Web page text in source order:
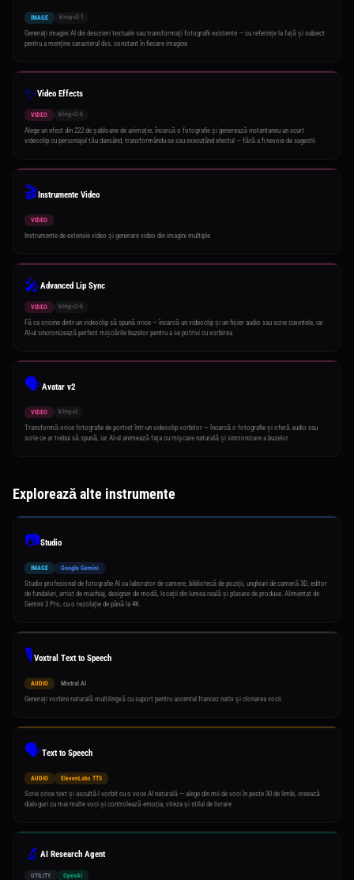
IMAGE kling-v2-1
Generați imagini AI din descrieri textuale sau transformați fotografii existente — cu referințe la față și subiect
pentru a menține caracterul dvs. constant în fiecare imagine
✨Video Effects
VIDEO kling-v2-6
Alege un efect din 222 de șabloane de animație, încarcă o fotografie și generează instantaneu un scurt
videoclip cu personajul tău dansând, transformându-se sau executând efectul — fără a fi nevoie de sugestii
🎬Instrumente Video
VIDEO
Instrumente de extensie video și generare video din imagini multiple
🎤Advanced Lip Sync
VIDEO kling-v2-6
Fă ca oricine dintr-un videoclip să spună orice — încarcă un videoclip și un fișier audio sau scrie cuvintele, iar
AI-ul sincronizează perfect mișcările buzelor pentru a se potrivi cu vorbirea
🗣️Avatar v2
VIDEO kling-v2
Transformă orice fotografie de portret într-un videoclip vorbitor — încarcă o fotografie și oferă audio sau
scrie ce ar trebui să spună, iar AI-ul animează fața cu mișcare naturală și sincronizare a buzelor
Explorează alte instrumente
📷Studio
IMAGE Google Gemini
Studio profesional de fotografie AI cu laborator de camere, bibliotecă de poziții, unghiuri de cameră 3D, editor
de fundaluri, artist de machiaj, designer de modă, locații din lumea reală și plasare de produse. Alimentat de
Gemini 3 Pro, cu o rezoluție de până la 4K.
🎙️Voxtral Text to Speech
AUDIO Mistral AI
Generați vorbire naturală multilingvă cu suport pentru accentul francez nativ și clonarea vocii
🗣️Text to Speech
AUDIO ElevenLabs TTS
Scrie orice text și ascultă-l vorbit cu o voce AI naturală — alege din mii de voci în peste 30 de limbi, creează
dialoguri cu mai multe voci și controlează emoția, viteza și stilul de livrare
🔬 AI Research Agent
UTILITY OpenAI